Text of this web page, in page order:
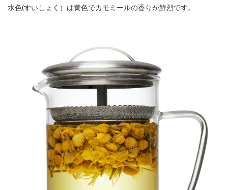
水色(すいしょく）は黄色でカモミールの香りが鮮烈です。